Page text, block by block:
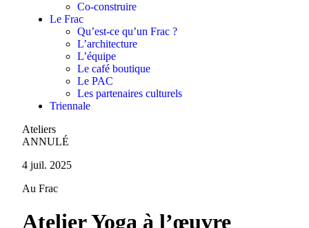
Co-construire
Le Frac
Qu’est-ce qu’un Frac ?
L’architecture
L’équipe
Le café boutique
Le PAC
Les partenaires culturels
Triennale
Ateliers
ANNULÉ
4 juil. 2025
Au Frac
Atelier Yoga à l’œuvre